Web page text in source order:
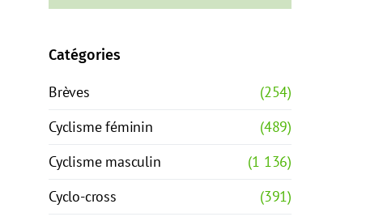
Catégories
Brèves
(254)
Cyclisme féminin
(489)
Cyclisme masculin
(1 136)
Cyclo-cross
(391)